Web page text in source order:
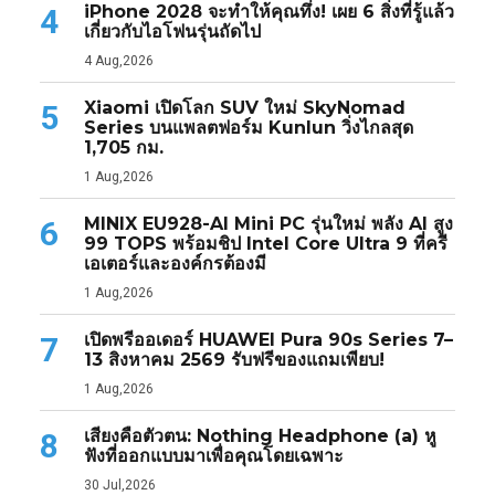
4
iPhone 2028 จะทำให้คุณทึ่ง! เผย 6 สิ่งที่รู้แล้ว
เกี่ยวกับไอโฟนรุ่นถัดไป
4 Aug,2026
5
Xiaomi เปิดโลก SUV ใหม่ SkyNomad
Series บนแพลตฟอร์ม Kunlun วิ่งไกลสุด
1,705 กม.
1 Aug,2026
6
MINIX EU928-AI Mini PC รุ่นใหม่ พลัง AI สูง
99 TOPS พร้อมชิป Intel Core Ultra 9 ที่ครี
เอเตอร์และองค์กรต้องมี
1 Aug,2026
7
เปิดพรีออเดอร์ HUAWEI Pura 90s Series 7–
13 สิงหาคม 2569 รับฟรีของแถมเพียบ!
1 Aug,2026
8
เสียงคือตัวตน: Nothing Headphone (a) หู
ฟังที่ออกแบบมาเพื่อคุณโดยเฉพาะ
30 Jul,2026